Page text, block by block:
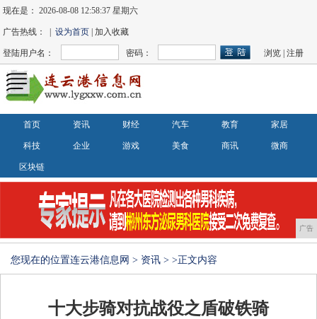
现在是：2026-08-08 12:58:38 星期六
广告热线： |设为首页 | 加入收藏
登陆用户名： 密码： 浏览 |注册
首页 资讯 财经 汽车 教育 家居
科技 企业 游戏 美食 商讯 微商
区块链
广告
您现在的位置连云港信息网 > 资讯 > >正文内容
十大步骑对抗战役之盾破铁骑